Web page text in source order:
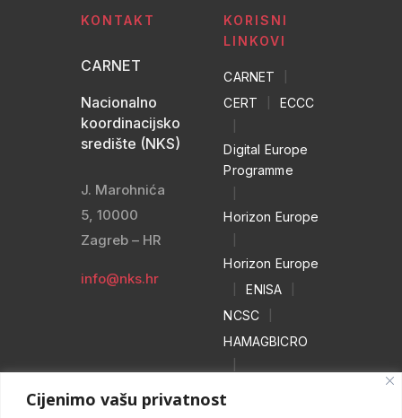
Cijenimo vašu privatnost
KONTAKT
CARNET
Nacionalno
koordinacijsko
središte (NKS)
J. Marohnića
5, 10000
Zagreb – HR
info@nks.hr
KORISNI
LINKOVI
CARNET
CERT ECCC
Digital Europe
Programme
Horizon Europe
Horizon Europe
ENISA
NCSC
HAMAGBICRO